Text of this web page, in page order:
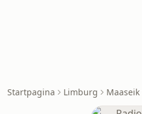
Startpagina Limburg Maaseik